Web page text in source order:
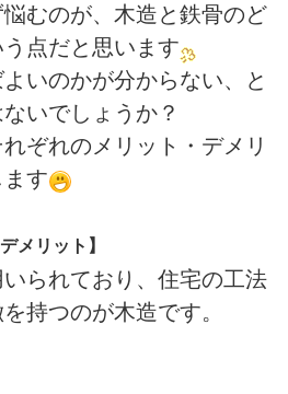
むのが、木造と鉄骨のど
点だと思います
いのかが分からない、と
いでしょうか？
ぞれのメリット・デメリ
す
メリット】
られており、住宅の工法
持つのが木造です。